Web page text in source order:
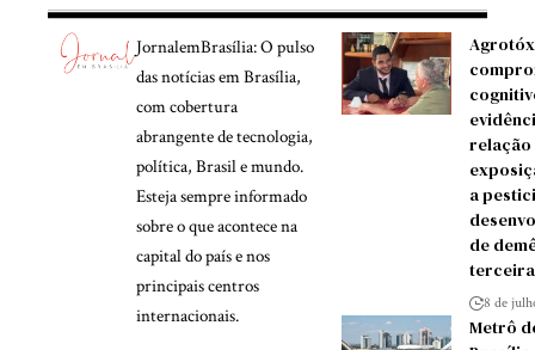
JornalemBrasília: O pulso
das notícias em Brasília,
com cobertura
abrangente de tecnologia,
política, Brasil e mundo.
Esteja sempre informado
sobre o que acontece na
capital do país e nos
principais centros
internacionais.
a
de
8 de
Metrô